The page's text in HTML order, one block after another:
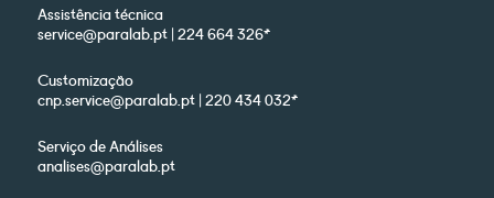
Assistência técnica
service@paralab.pt | 224 664 326*
Customização
cnp.service@paralab.pt | 220 434 032*
Serviço de Análises
analises@paralab.pt